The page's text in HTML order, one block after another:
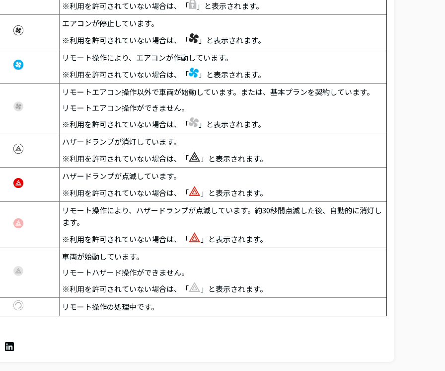
※利用を許可されていない場合は、「
」と表示されます。
エアコンが停止しています。
※利用を許可されていない場合は、「
」と表示されます。
リモート操作により、エアコンが作動しています。
※利用を許可されていない場合は、「
」と表示されます。
リモートエアコン操作以外で車両が始動しています。または、基本プランを契約しています。
リモートエアコン操作ができません。
※利用を許可されていない場合は、「
」と表示されます。
ハザードランプが消灯しています。
※利用を許可されていない場合は、「
」と表示されます。
ハザードランプが点滅しています。
※利用を許可されていない場合は、「
」と表示されます。
リモート操作により、ハザードランプが点滅しています。約30秒間点滅した後、自動的に消灯し
ます。
※利用を許可されていない場合は、「
」と表示されます。
車両が始動しています。
リモートハザード操作ができません。
※利用を許可されていない場合は、「
」と表示されます。
リモート操作の処理中です。